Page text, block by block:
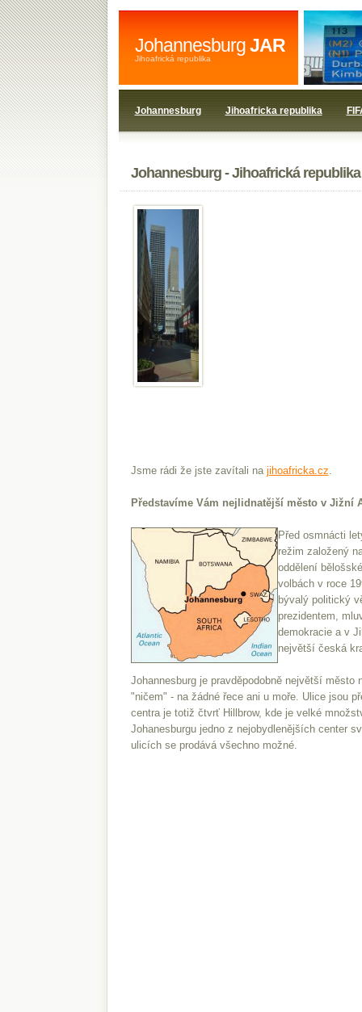
JohannesburgJAR
Jihoafrická republika
Johannesburg Jihoafricka republika
Johannesburg - Jihoafrická
Jsme rádi že jste zavítali na jihoafricka.cz.
Představíme Vám nejlidnatější město v Jižní
Před osmnácti
režim založený
oddělení
volbách v roce
bývalý politický
prezidentem,
demokracie a v
největší česká
Johannesburg je pravděpodobně největší město
"ničem" - na žádné řece ani u moře. Ulice jsou
centra je totiž čtvrť Hillbrow, kde je velké
Johanesburgu jedno z nejobydlenějších center
ulicích se prodává všechno možné.